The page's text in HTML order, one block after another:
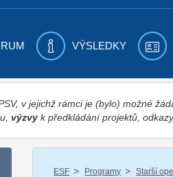
VÝSLEDKY
v jejichž rámci je (bylo) možné
výzvyk předkládání projektů,
ESF / Programy / Starší